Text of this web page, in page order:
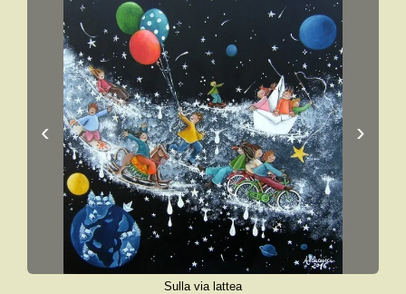
‹ ›
Sulla via lattea